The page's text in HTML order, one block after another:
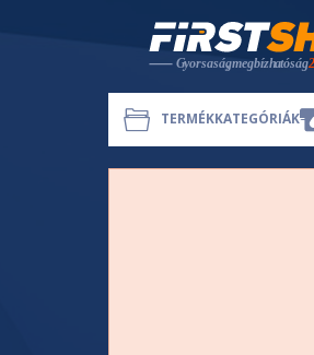
TERMÉKKATEGÓRIÁK